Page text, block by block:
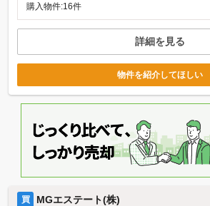
購入物件:16件
詳細を見る
物件を紹介してほしい
買 MGエステート(株)